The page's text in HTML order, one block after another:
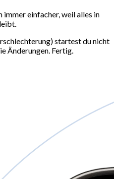
immer einfacher, weil alles in
startest du nicht
Änderungen. Fertig.